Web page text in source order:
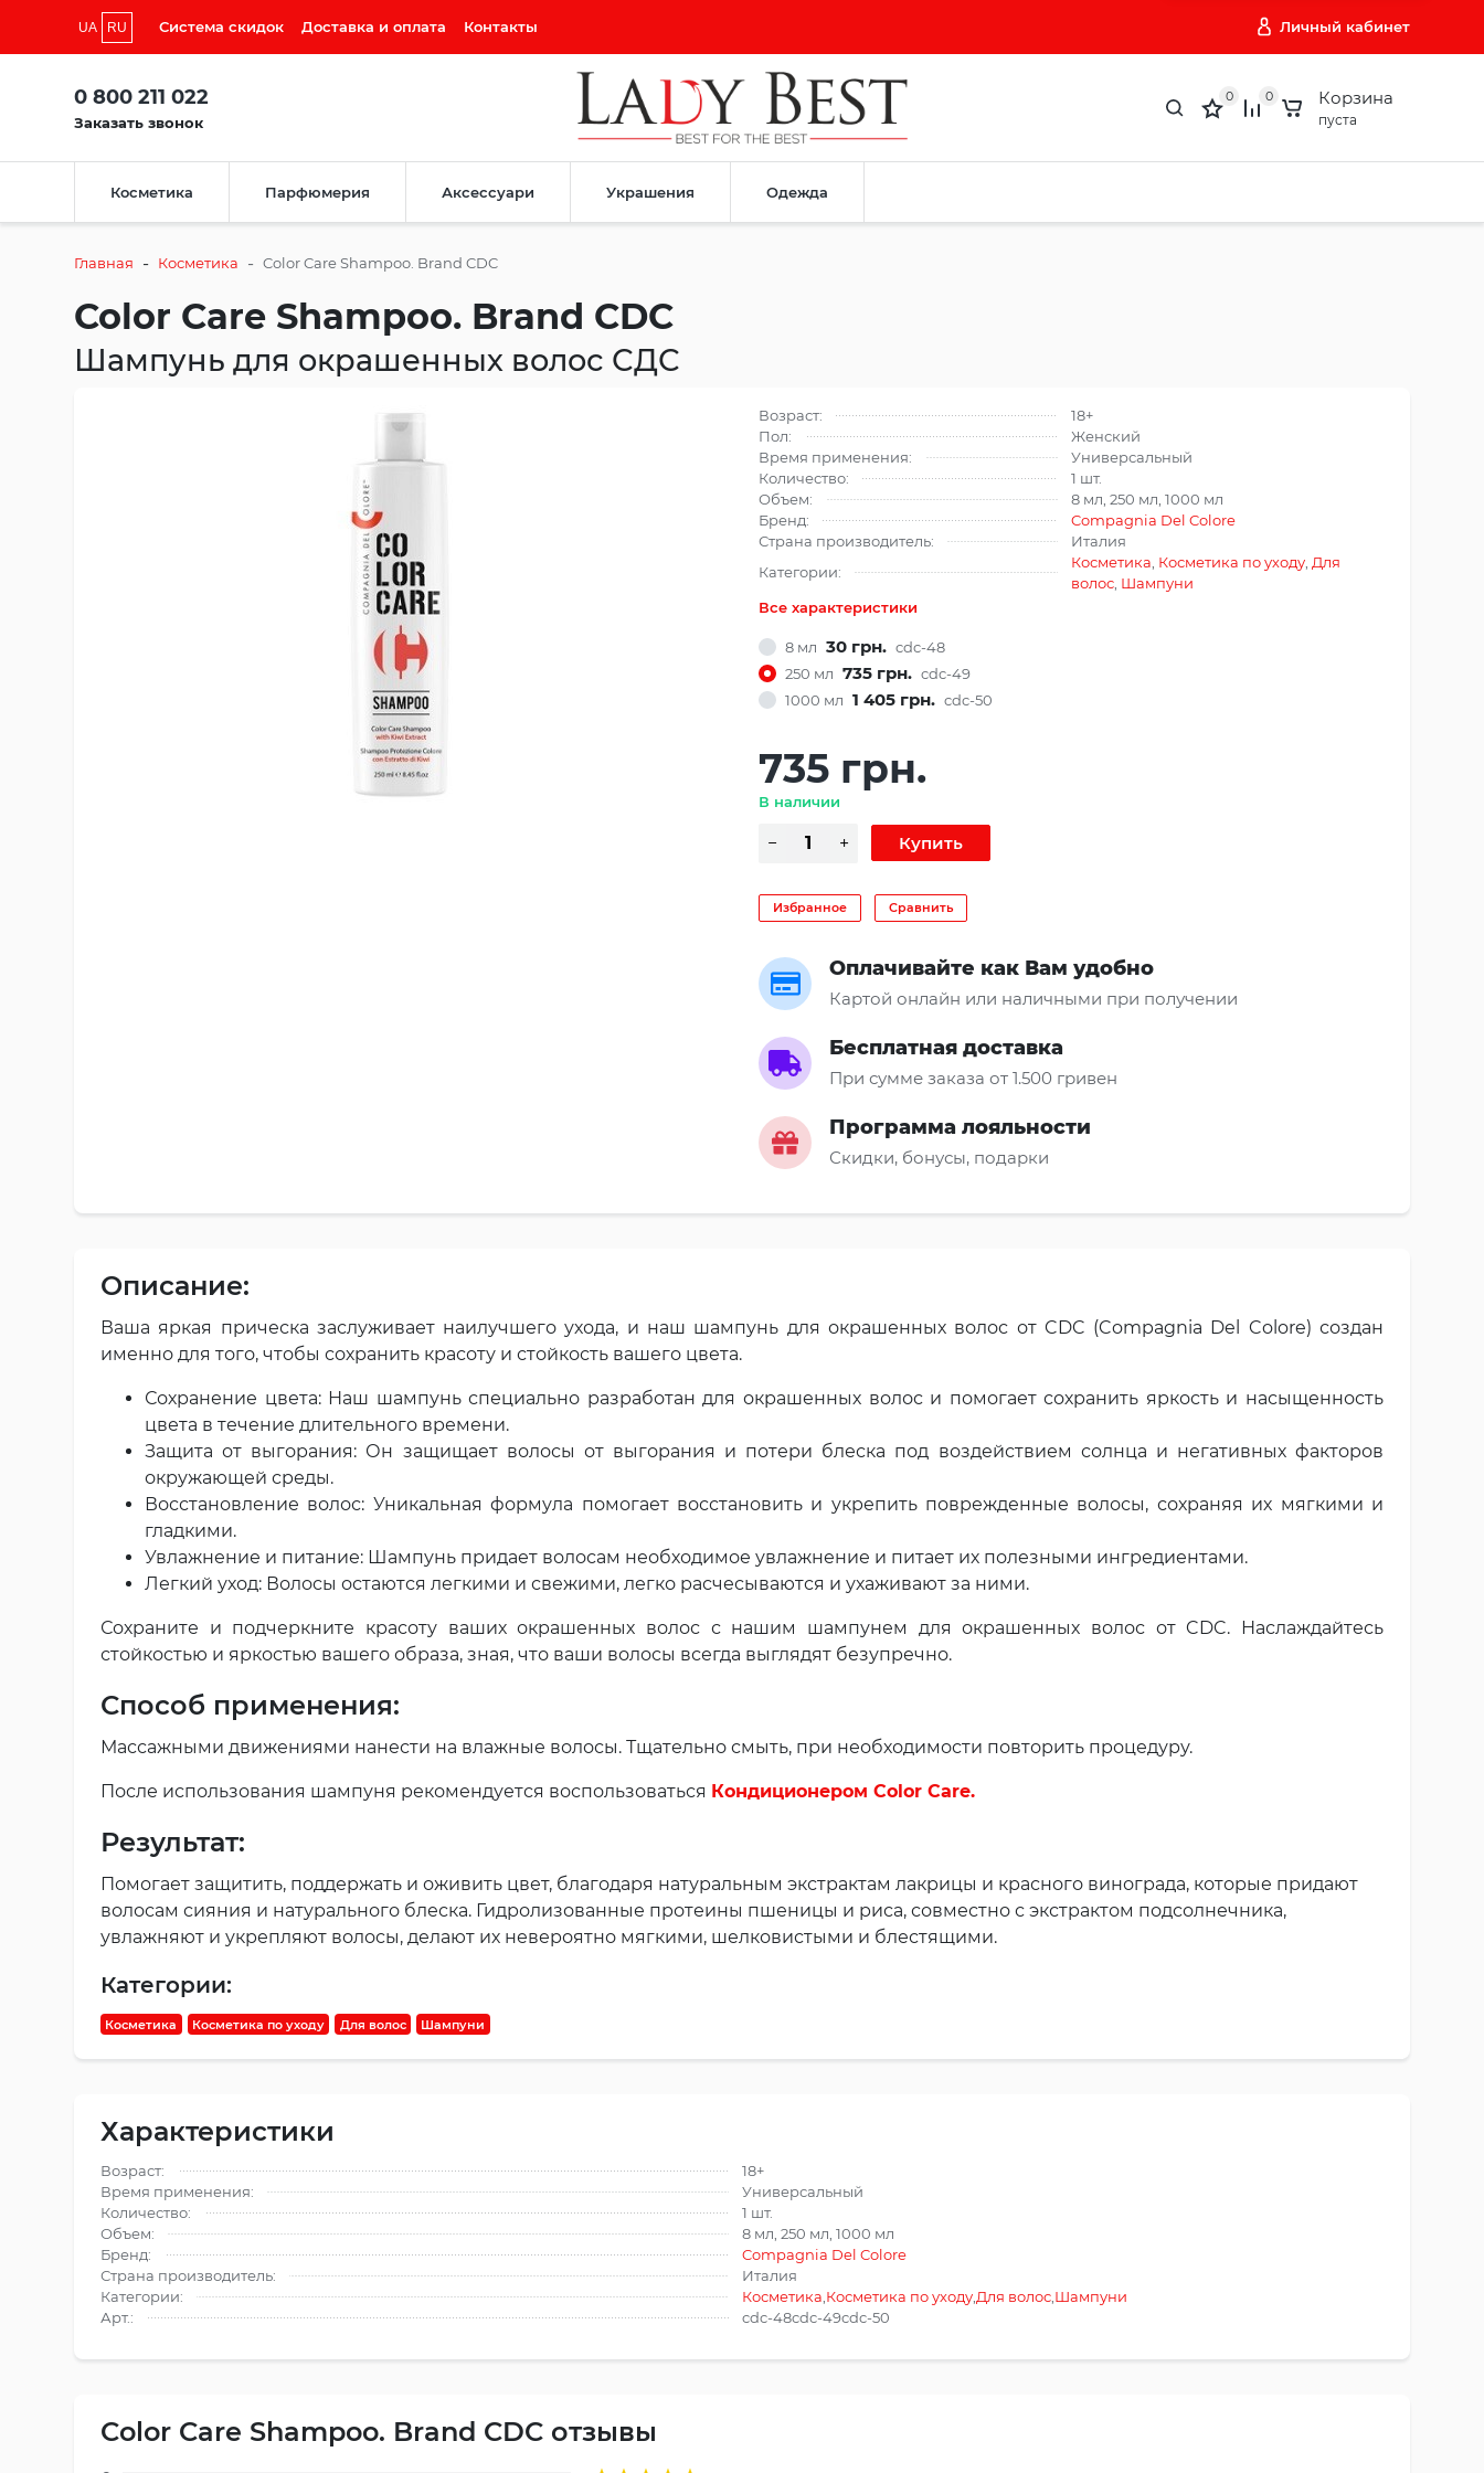
UA RU Система скидок Доставка и оплата Контакты Личный кабинет
0 800 211 022
Заказать звонок
0 0 Корзина
пуста
Косметика Парфюмерия Аксессуари Украшения Одежда
Главная - Косметика - Color Care Shampoo. Brand CDC
Color Care Shampoo. Brand CDC
Шампунь для окрашенных волос СДС
Возраст:
18+
Пол:
Женский
Время применения:
Универсальный
Количество:
1 шт.
Объем:
8 мл, 250 мл, 1000 мл
Бренд:
Compagnia Del Colore
Страна производитель:
Италия
Категории:
Косметика Косметика по уходу Для
волос Шампуни
Все характеристики
8 мл 30 грн. cdc-48
250 мл 735 грн. cdc-49
1000 мл 1 405 грн. cdc-50
735 грн.
В наличии
Избранное Сравнить
Оплачивайте как Вам удобно
Картой онлайн или наличными при получении
Бесплатная доставка
При сумме заказа от 1.500 гривен
Программа лояльности
Скидки, бонусы, подарки
Описание:
Ваша яркая прическа заслуживает наилучшего ухода, и наш шампунь для окрашенных волос от CDC (Compagnia Del Colore) создан
именно для того, чтобы сохранить красоту и стойкость вашего цвета.
Сохранение цвета: Наш шампунь специально разработан для окрашенных волос и помогает сохранить яркость и насыщенность
цвета в течение длительного времени.
Защита от выгорания: Он защищает волосы от выгорания и потери блеска под воздействием солнца и негативных факторов
окружающей среды.
Восстановление волос: Уникальная формула помогает восстановить и укрепить поврежденные волосы, сохраняя их мягкими и
гладкими.
Увлажнение и питание: Шампунь придает волосам необходимое увлажнение и питает их полезными ингредиентами.
Легкий уход: Волосы остаются легкими и свежими, легко расчесываются и ухаживают за ними.
Сохраните и подчеркните красоту ваших окрашенных волос с нашим шампунем для окрашенных волос от CDC. Наслаждайтесь
стойкостью и яркостью вашего образа, зная, что ваши волосы всегда выглядят безупречно.
Способ применения:
Массажными движениями нанести на влажные волосы. Тщательно смыть, при необходимости повторить процедуру.
После использования шампуня рекомендуется воспользоваться Кондиционером Color Care.
Результат:
Помогает защитить, поддержать и оживить цвет, благодаря натуральным экстрактам лакрицы и красного винограда, которые придают
волосам сияния и натурального блеска. Гидролизованные протеины пшеницы и риса, совместно с экстрактом подсолнечника,
увлажняют и укрепляют волосы, делают их невероятно мягкими, шелковистыми и блестящими.
Категории:
Косметика Косметика по уходу Для волос Шампуни
Характеристики
Возраст:
18+
Время применения:
Универсальный
Количество:
1 шт.
Объем:
8 мл, 250 мл, 1000 мл
Бренд:
Compagnia Del Colore
Страна производитель:
Италия
Категории:
Косметика,Косметика по уходу,Для волос,Шампуни
Арт.:
cdc-48cdc-49cdc-50
Color Care Shampoo. Brand CDC отзывы